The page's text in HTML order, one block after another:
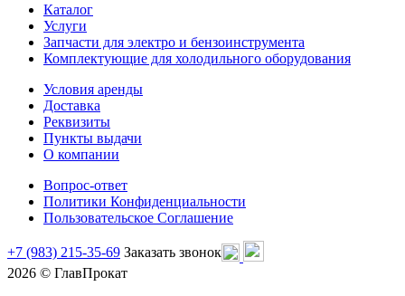
Каталог
Услуги
Запчасти для электро и бензоинструмента
Комплектующие для холодильного оборудования
Условия аренды
Доставка
Реквизиты
Пункты выдачи
О компании
Вопрос-ответ
Политики Конфиденциальности
Пользовательское Соглашение
+7 (983) 215-35-69 Заказать звонок
2026 © ГлавПрокат